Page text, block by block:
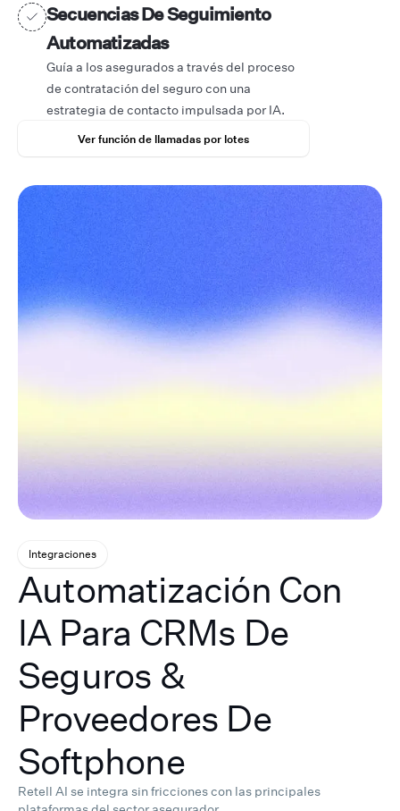
Secuencias De Seguimiento
Automatizadas
Guía a los asegurados a través del proceso
de contratación del seguro con una
estrategia de contacto impulsada por IA.
Ver función de llamadas por lotes
Integraciones
Automatización Con
IA Para CRMs De
Seguros &
Proveedores De
Softphone
Retell AI se integra sin fricciones con las principales